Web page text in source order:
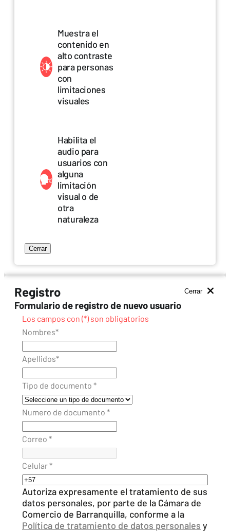
Muestra el
contenido en
alto contraste
para personas
con
limitaciones
visuales
Habilita el
audio para
usuarios con
alguna
limitación
visual o de
otra
naturaleza
Cerrar
Cerrar
Registro
Formulario de registro de nuevo usuario
Los campos con (*) son obligatorios
Nombres*
Nombres *
Apellidos*
Apellido
Tipo de documento *
tipo de documento *
Numero de documento *
Numero de documento *
Correo *
Email
Celular *
Celular
Autoriza expresamente el tratamiento de sus
datos personales, por parte de la Cámara de
Comercio de Barranquilla, conforme a la
Política de tratamiento de datos personales y